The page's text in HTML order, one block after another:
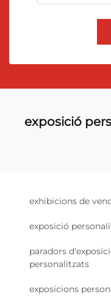
exposició
exhibicions de
exposició
paradors
personalitzats
exposicions